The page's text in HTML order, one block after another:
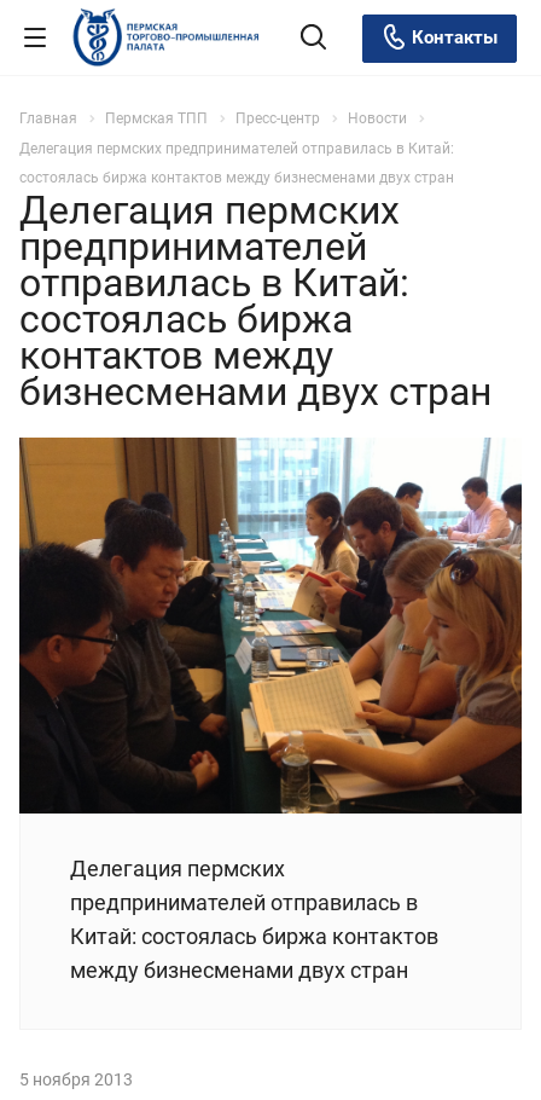
Контакты
Главная Пермская ТПП Пресс-центр
Новости
Делегация пермских предпринимателей отправилась в Китай:
состоялась биржа контактов между бизнесменами двух стран
Делегация пермских
предпринимателей
отправилась в Китай:
состоялась биржа
контактов между
бизнесменами двух стран
Делегация пермских
предпринимателей отправилась в
Китай: состоялась биржа контактов
между бизнесменами двух стран
5 ноября 2013